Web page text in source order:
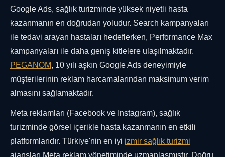
Google Ads, sağlık turizminde yüksek niyetli hasta
kazanmanın en doğrudan yoludur. Search kampanyaları
ile tedavi arayan hastaları hedeflerken, Performance Max
kampanyaları ile daha geniş kitlelere ulaşılmaktadır.
PEGANOM, 10 yılı aşkın Google Ads deneyimiyle
müşterilerinin reklam harcamalarından maksimum verim
almasını sağlamaktadır.
Meta reklamları (Facebook ve Instagram), sağlık
turizminde görsel içerikle hasta kazanmanın en etkili
platformlarıdır. Türkiye'nin en iyi izmir sağlık turizmi